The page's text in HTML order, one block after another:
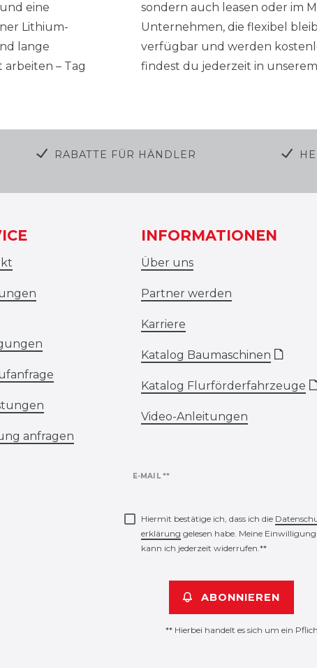
eine
Lithium-
lange
– Tag
sondern auch leasen oder im
Unternehmen, die flexibel
verfügbar und werden
findest du jederzeit in
RABATTE FÜR HÄNDLER
anfragen
INFORMATIONEN
Über uns
Partner werden
Karriere
Katalog Baumaschinen 🗋
Katalog Flurförderfahrzeuge 🗋
Video-Anleitungen
E-MAIL **
Newsletter
Hiermit bestätige ich, dass ich die
erklärung gelesen habe. Meine Einwilligung
kann ich jederzeit widerrufen.**
ABONNIEREN
** Hierbei handelt es sich um ein